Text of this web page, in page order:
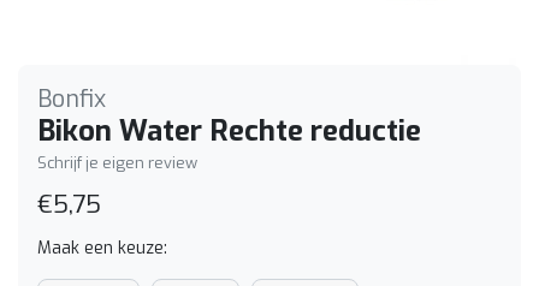
Bonfix
Bikon Water Rechte reductie
Schrijf je eigen review
€5,75
Maak een keuze: